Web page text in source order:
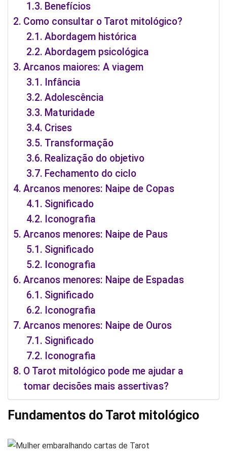
Benefícios
Como consultar o Tarot mitológico?
Abordagem histórica
Abordagem psicológica
Arcanos maiores: A viagem
Infância
Adolescência
Maturidade
Crises
Transformação
Realização do objetivo
Fechamento do ciclo
Arcanos menores: Naipe de Copas
Significado
Iconografia
Arcanos menores: Naipe de Paus
Significado
Iconografia
Arcanos menores: Naipe de Espadas
Significado
Iconografia
Arcanos menores: Naipe de Ouros
Significado
Iconografia
O Tarot mitológico pode me ajudar a
tomar decisões mais assertivas?
Fundamentos do Tarot mitológico